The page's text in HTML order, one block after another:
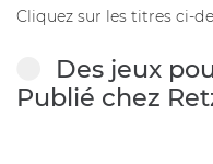
Cliquez sur les titres ci-
Des jeux
Publié chez